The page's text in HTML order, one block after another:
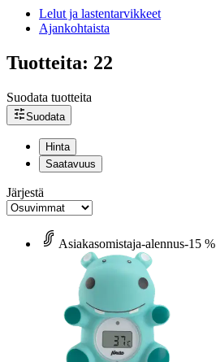
Lelut ja lastentarvikkeet
Ajankohtaista
Tuotteita: 22
Suodata tuotteita
Suodata
Hinta
Saatavuus
Järjestä
Asiakasomistaja-alennus-15 %